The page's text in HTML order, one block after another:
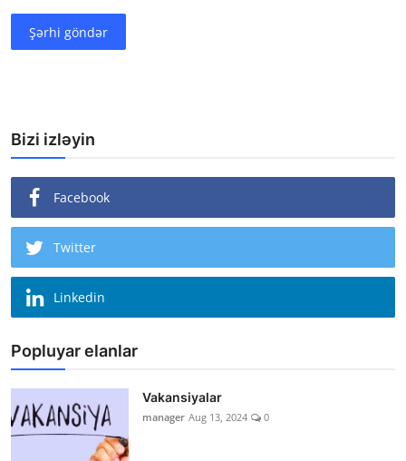
Şərhi göndər
Bizi izləyin
Facebook
Twitter
Linkedin
Popluyar elanlar
Vakansiyalar
manager Aug 13, 2024 0